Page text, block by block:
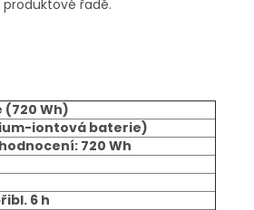
řadě.
(720 Wh)
iontová baterie)
720 Wh
6 h